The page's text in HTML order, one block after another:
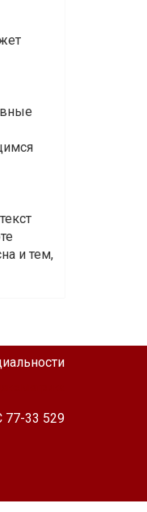
и тем,
77-33 529